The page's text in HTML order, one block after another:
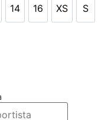
14 16 XS
XS
S
S